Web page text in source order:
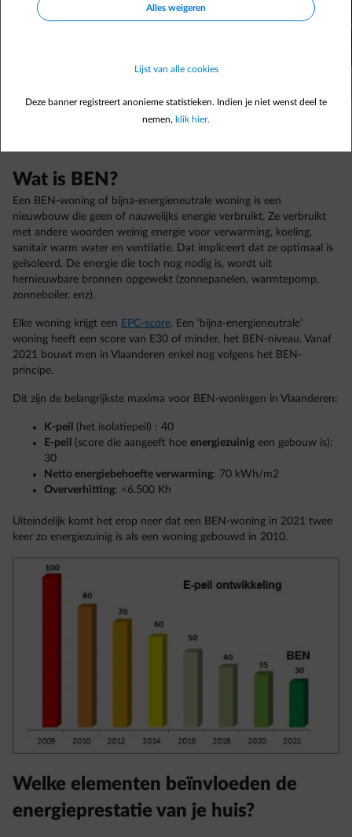
Wat is BEN?
Een BEN-woning of bijna-energieneutrale woning is een
nieuwbouw die geen of nauwelijks energie verbruikt. Ze verbruikt
met andere woorden weinig energie voor verwarming, koeling,
sanitair warm water en ventilatie. Dat impliceert dat ze optimaal is
geïsoleerd. De energie die toch nog nodig is, wordt uit
hernieuwbare bronnen opgewekt (zonnepanelen, warmtepomp,
zonneboiler, enz).
Elke woning krijgt een EPC-score. Een ‘bijna-energieneutrale’
woning heeft een score van E30 of minder, het BEN-niveau. Vanaf
2021 bouwt men in Vlaanderen enkel nog volgens het BEN-
principe.
Dit zijn de belangrijkste maxima voor BEN-woningen in Vlaanderen:
K-peil (het isolatiepeil) : 40
E-peil (score die aangeeft hoe energiezuinig een gebouw is):
30
Netto energiebehoefte verwarming: 70 kWh/m2
Oververhitting: <6.500 Kh
Uiteindelijk komt het erop neer dat een BEN-woning in 2021 twee
keer zo energiezuinig is als een woning gebouwd in 2010.
Welke elementen beïnvloeden de
energieprestatie van je huis?
Alles weigeren
Lijst van alle cookies
Deze banner registreert anonieme statistieken. Indien je niet wenst deel te
nemen, klik hier.